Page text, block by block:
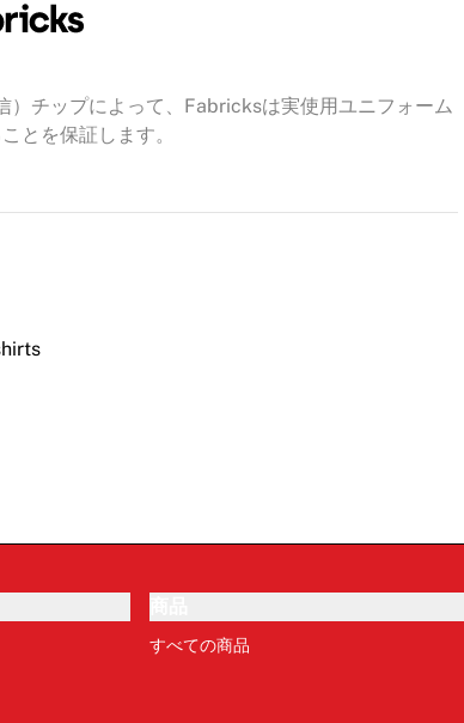
）チップによって、Fabricksは実使用ユニフォーム
とを保証します。
すべての商品